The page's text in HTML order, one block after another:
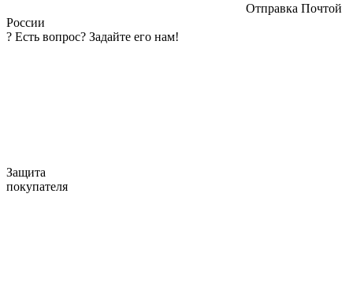
Отправка Почтой
России
? Есть вопрос? Задайте его нам!
Защита
покупателя